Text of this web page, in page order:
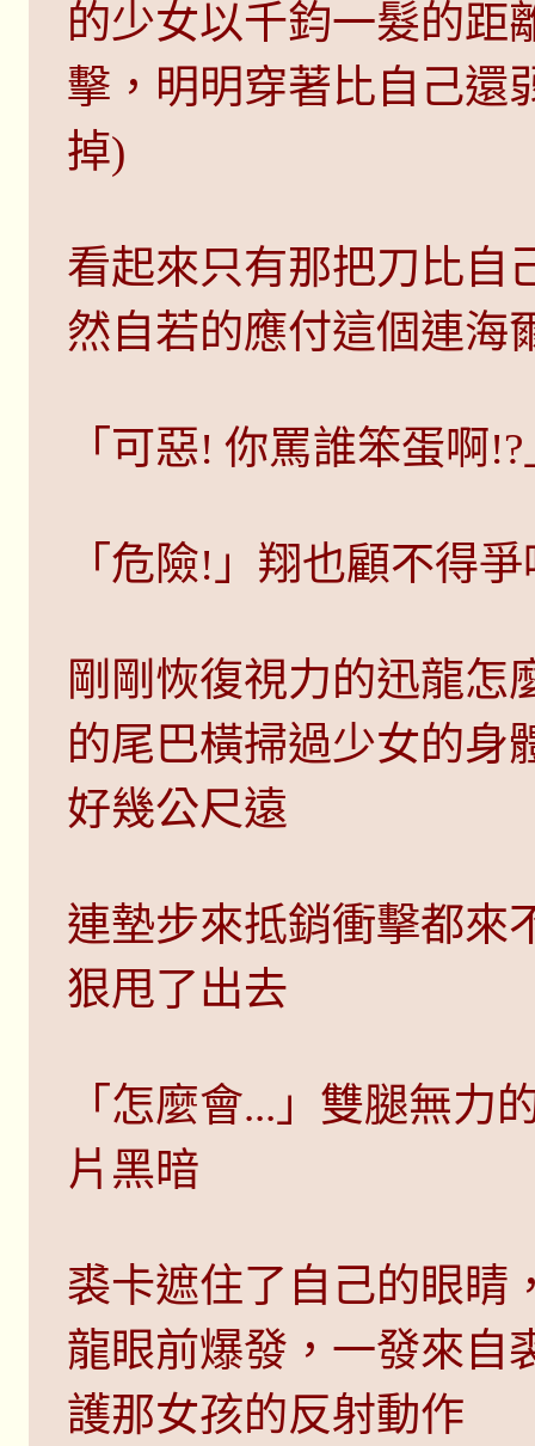
的少女以千鈞一髮的距
擊，明明穿著比自己還
掉)
看起來只有那把刀比自
然自若的應付這個連海
「可惡! 你罵誰笨蛋啊
「危險!」翔也顧不得
剛剛恢復視力的迅龍怎
的尾巴橫掃過少女的身
好幾公尺遠
連墊步來抵銷衝擊都來
狠甩了出去
「怎麼會...」雙腿無力
片黑暗
裘卡遮住了自己的眼睛
龍眼前爆發，一發來自
護那女孩的反射動作